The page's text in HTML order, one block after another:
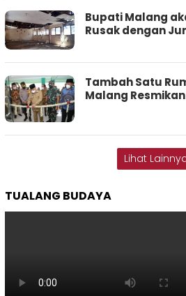
Bupati Malang
Rusak dengan
Tambah Satu
Malang
Lihat
TUALANG BUDAYA